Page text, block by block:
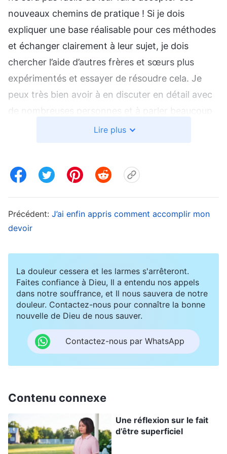
nouveaux chemins de pratique ! Si je dois
expliquer une base réalisable pour ces méthodes
et échanger clairement à leur sujet, je dois
chercher l’aide d’autres frères et sœurs plus
expérimentés et essayer de résoudre cela. Je
peux très bien avoir à en discuter en détail avec
de nombreuses personnes et à parler beaucoup
pour être efficace. Oh ! Il n’y a pas de frères et
moi, résoudre ce problème sera très difficile.
j’aurais un prix élevé à payer. C’est trop d’ennuis.
J’ai aussi d’autres choses à faire dans mon
efforts à résoudre ce seul problème ! J’ai dit ce
qu’il fallait ; ce que les autres acceptent relève de
leur responsabilité. Mieux vaut l’oublier et je ne
devrais pas être aussi sérieux. J’en ai plus ou
moins fait assez quand j’en arrive à ce stade. » Et
de cette manière, parce que ce problème n’a pas
été résolu à temps, il n’y a pas eu d’amélioration
Au cours des quelques jours suivants, je me
sentais mal à l’aise chaque fois que j’y pensais.
Me rendant compte que mon état était mauvais,
je suis allé devant Dieu pour prier et chercher.
Lire plus
Précédent: J’ai enfin appris comment accomplir mon
devoir
La douleur cessera et les larmes s'arrêteront.
Faites confiance à Dieu, Il a entendu nos appels
dans notre souffrance, et Il nous sauvera de notre
douleur. Contactez-nous pour connaître la bonne
nouvelle de Dieu de nous sauver.
Contactez-nous par WhatsApp
Contenu connexe
Une réflexion sur le fait
d’être superficiel